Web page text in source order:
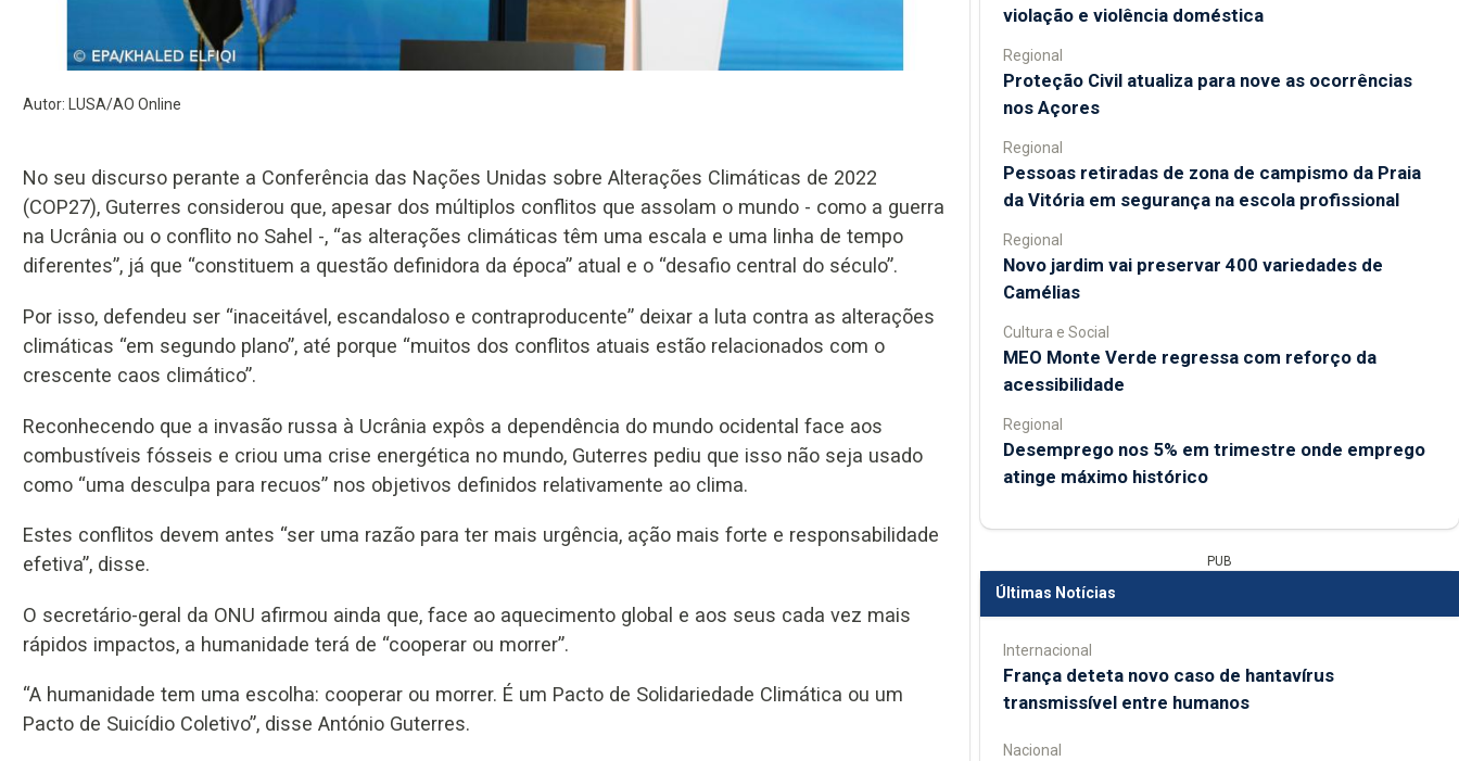
Autor: LUSA/AO Online
No seu discurso perante a Conferência das Nações Unidas sobre Alterações Climáticas de 2022
(COP27), Guterres considerou que, apesar dos múltiplos conflitos que assolam o mundo - como a guerra
na Ucrânia ou o conflito no Sahel -, “as alterações climáticas têm uma escala e uma linha de tempo
diferentes”, já que “constituem a questão definidora da época” atual e o “desafio central do século”.
Por isso, defendeu ser “inaceitável, escandaloso e contraproducente” deixar a luta contra as alterações
climáticas “em segundo plano”, até porque “muitos dos conflitos atuais estão relacionados com o
crescente caos climático”.
Reconhecendo que a invasão russa à Ucrânia expôs a dependência do mundo ocidental face aos
combustíveis fósseis e criou uma crise energética no mundo, Guterres pediu que isso não seja usado
como “uma desculpa para recuos” nos objetivos definidos relativamente ao clima.
Estes conflitos devem antes “ser uma razão para ter mais urgência, ação mais forte e responsabilidade
efetiva”, disse.
O secretário-geral da ONU afirmou ainda que, face ao aquecimento global e aos seus cada vez mais
rápidos impactos, a humanidade terá de “cooperar ou morrer”.
“A humanidade tem uma escolha: cooperar ou morrer. É um Pacto de Solidariedade Climática ou um
Pacto de Suicídio Coletivo”, disse António Guterres.
violação e violência doméstica
Regional
Proteção Civil atualiza para nove as ocorrências
nos Açores
Regional
Pessoas retiradas de zona de campismo da Praia
da Vitória em segurança na escola profissional
Regional
Novo jardim vai preservar 400 variedades de
Camélias
Cultura e Social
MEO Monte Verde regressa com reforço da
acessibilidade
Regional
Desemprego nos 5% em trimestre onde emprego
atinge máximo histórico
PUB
Últimas Notícias
Internacional
França deteta novo caso de hantavírus
transmissível entre humanos
Nacional